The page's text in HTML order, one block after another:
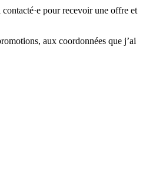
pour recevoir une offre et
aux coordonnées que j’ai